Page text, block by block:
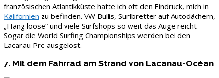
französischen Atlantikküste hatte ich oft den Eindruck, mich in
Kalifornien zu befinden. VW Bullis, Surfbretter auf Autodächern,
„Hang loose“ und viele Surfshops so weit das Auge reicht.
Sogar die World Surfing Championships werden bei den
Lacanau Pro ausgelost.
7. Mit dem Fahrrad am Strand von Lacanau-Océan